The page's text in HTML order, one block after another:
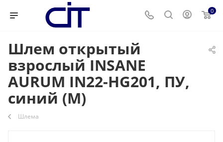
0
Шлем открытый
взрослый INSANE
AURUM IN22-HG201, ПУ,
синий (M)
Шлема